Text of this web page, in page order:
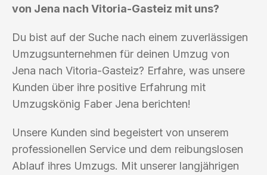
von Jena nach Vitoria-Gasteiz mit uns?
Du bist auf der Suche nach einem zuverlässigen
Umzugsunternehmen für deinen Umzug von
Jena nach Vitoria-Gasteiz? Erfahre, was unsere
Kunden über ihre positive Erfahrung mit
Umzugskönig Faber Jena berichten!
Unsere Kunden sind begeistert von unserem
professionellen Service und dem reibungslosen
Ablauf ihres Umzugs. Mit unserer langjährigen